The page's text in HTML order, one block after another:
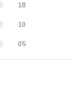
18
10
05